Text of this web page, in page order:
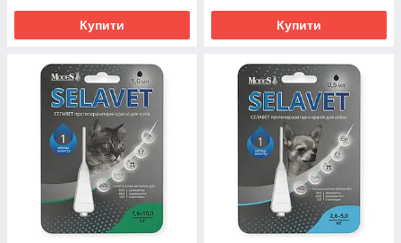
Купити Купити